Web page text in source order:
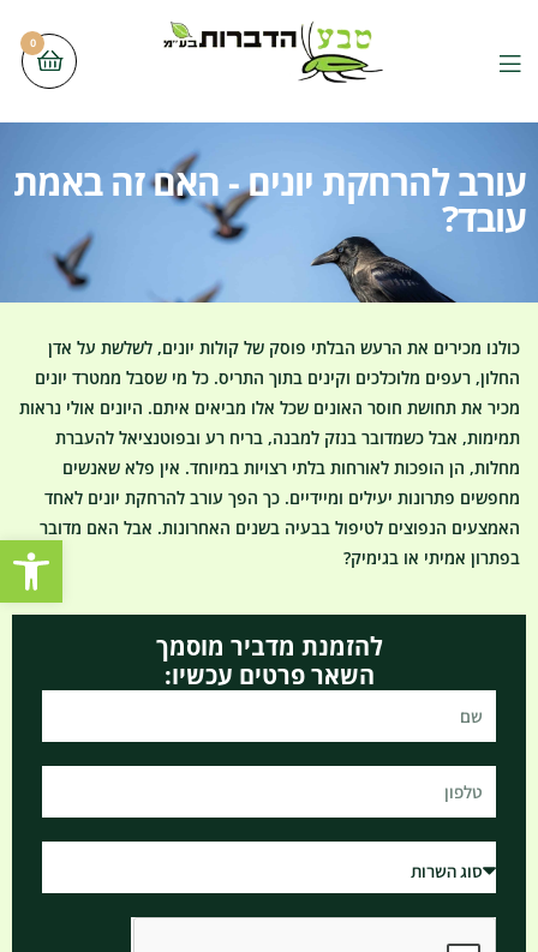
פתח סרגל נגישות
0
עורב להרחקת יונים - האם זה באמת
עובד?
כולנו מכירים את הרעש הבלתי פוסק של קולות יונים, לשלשת על אדן
החלון, רעפים מלוכלכים וקינים בתוך התריס. כל מי שסבל ממטרד יונים
מכיר את תחושת חוסר האונים שכל אלו מביאים איתם. היונים אולי נראות
תמימות, אבל כשמדובר בנזק למבנה, בריח רע ובפוטנציאל להעברת
מחלות, הן הופכות לאורחות בלתי רצויות במיוחד. אין פלא שאנשים
מחפשים פתרונות יעילים ומיידיים. כך הפך עורב להרחקת יונים לאחד
האמצעים הנפוצים לטיפול בבעיה בשנים האחרונות. אבל האם מדובר
בפתרון אמיתי או בגימיק?
להזמנת מדביר מוסמך
השאר פרטים עכשיו: